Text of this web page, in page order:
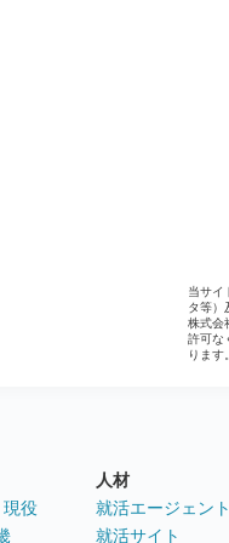
当サイ
タ等）
株式会
許可な
ります
現役
人材
就活エージェン
就活サイト